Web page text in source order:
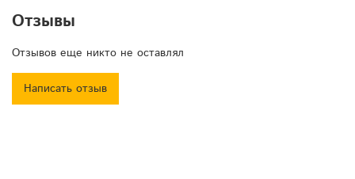
Отзывы
Отзывов еще никто не оставлял
Написать отзыв